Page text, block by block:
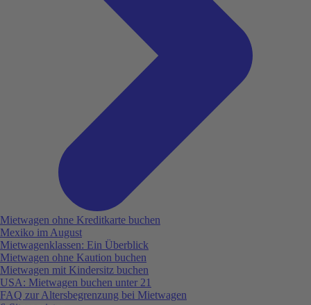
Mietwagen ohne Kreditkarte buchen
Mexiko im August
Mietwagenklassen: Ein Überblick
Mietwagen ohne Kaution buchen
Mietwagen mit Kindersitz buchen
USA: Mietwagen buchen unter 21
FAQ zur Altersbegrenzung bei Mietwagen